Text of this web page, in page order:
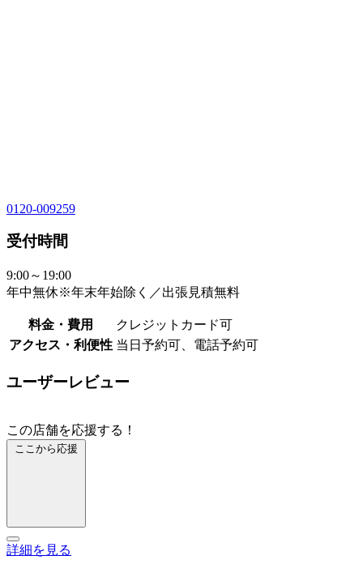
0120-009259
受付時間
9:00～19:00
年中無休※年末年始除く／出張見積無料
料金・費用
クレジットカード可
アクセス・利便性 当日予約可、電話予約可
ユーザーレビュー
この店舗を応援する！
ここから応援
詳細を見る